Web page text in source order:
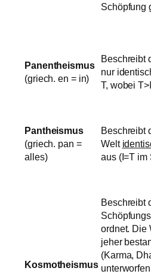
Schöpfung
Panentheismus
(griech. en = in)
Beschreibt
nur
T, wobei
Pantheismus
(griech. pan =
alles)
Beschreibt
Welt
aus (I=T im
Kosmotheismus
Beschreibt
ordnet. Die
jeher
(Karma,